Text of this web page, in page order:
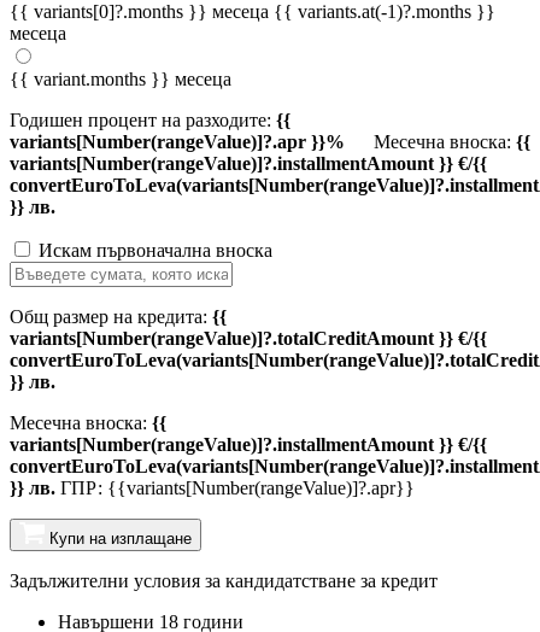
{{ variants[0]?.months }} месеца {{ variants.at(-1)?.months }}
месеца
{{ variant.months }} месеца
Годишен процент на разходите: {{
variants[Number(rangeValue)]?.apr }}%
Месечна вноска: {{
variants[Number(rangeValue)]?.installmentAmount }} €/{{
}} лв.
Искам първоначална вноска
Общ размер на кредита: {{
variants[Number(rangeValue)]?.totalCreditAmount }} €/{{
}} лв.
Месечна вноска: {{
variants[Number(rangeValue)]?.installmentAmount }} €/{{
}} лв. ГПР: {{variants[Number(rangeValue)]?.apr}}
Купи на изплащане
Задължителни условия за кандидатстване за кредит
Навършени 18 години